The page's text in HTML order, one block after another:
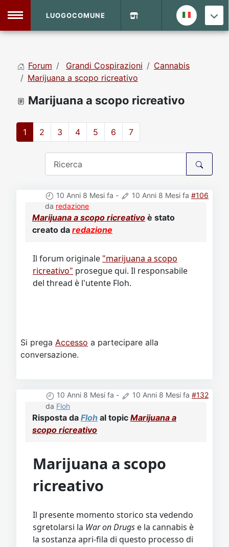
Home
LUOGOCOMUNE
Forum Grandi Cospirazioni
Cannabis
Marijuana a scopo ricreativo
Marijuana a scopo ricreativo
1 2 3 4 5 6 7
10 Anni 8 Mesi fa - 10 Anni 8 Mesi fa #106
da redazione
Marijuana a scopo ricreativo è stato
creato da redazione
Il forum originale "marijuana a scopo
ricreativo" prosegue qui. Il responsabile
del thread è l'utente Floh.
Si prega Accesso a partecipare alla
conversazione.
10 Anni 8 Mesi fa - 10 Anni 8 Mesi fa #132
da Floh
Risposta da Floh al topic Marijuana a
scopo ricreativo
Marijuana a scopo
ricreativo
Il presente momento storico sta vedendo
sgretolarsi la War on Drugs e la cannabis è
la sostanza apri-fila di questo processo di